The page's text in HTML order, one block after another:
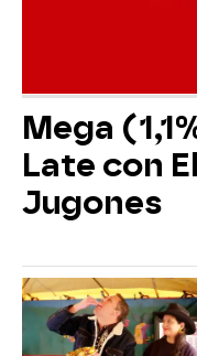
Mega
Late con
Jugones